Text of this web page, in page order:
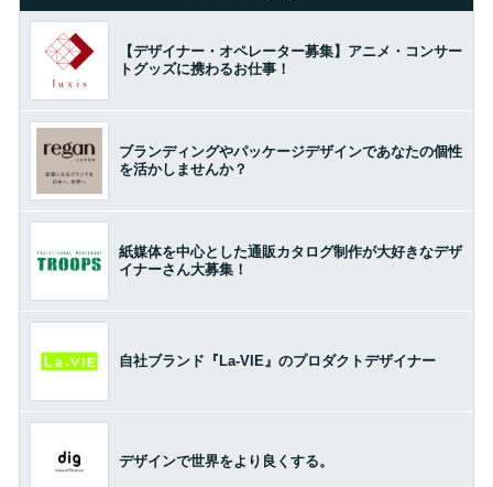
【デザイナー・オペレーター募集】アニメ・コンサー
トグッズに携わるお仕事！
ブランディングやパッケージデザインであなたの個性
を活かしませんか？
紙媒体を中心とした通販カタログ制作が大好きなデザ
イナーさん大募集！
自社ブランド『La-VIE』のプロダクトデザイナー
デザインで世界をより良くする。